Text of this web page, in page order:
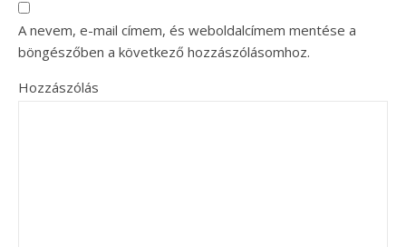
A nevem, e-mail címem, és weboldalcímem mentése a
böngészőben a következő hozzászólásomhoz.
Hozzászólás